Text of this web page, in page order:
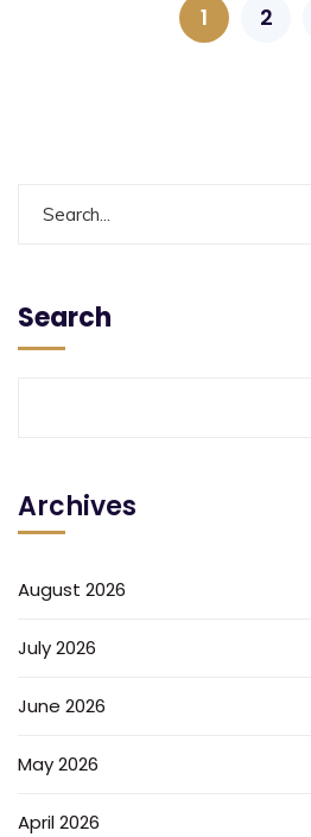
1 2
Search
Archives
August 2026
July 2026
June 2026
May 2026
April 2026